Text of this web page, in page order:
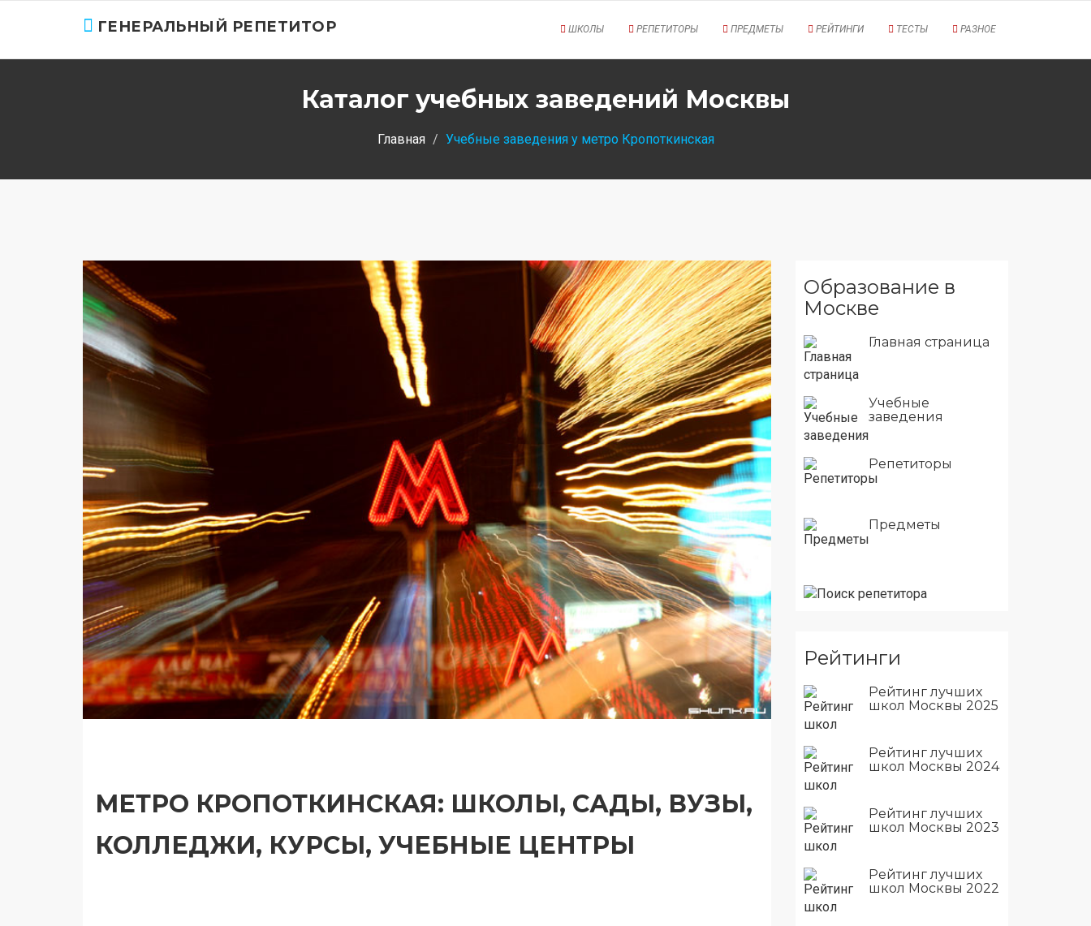
ГЕНЕРАЛЬНЫЙ РЕПЕТИТОР ШКОЛЫ РЕПЕТИТОРЫ ПРЕДМЕТЫ РЕЙТИНГИ ТЕСТЫ РАЗНОЕ
Каталог учебных заведений Москвы
Главная Учебные заведения у метро Кропоткинская
МЕТРО КРОПОТКИНСКАЯ: ШКОЛЫ, САДЫ, ВУЗЫ,
КОЛЛЕДЖИ, КУРСЫ, УЧЕБНЫЕ ЦЕНТРЫ
Образование в
Москве
Главная страница
Учебные
заведения
Репетиторы
Предметы
Рейтинги
Рейтинг лучших
школ Москвы 2025
Рейтинг лучших
школ Москвы 2024
Рейтинг лучших
школ Москвы 2023
Рейтинг лучших
школ Москвы 2022